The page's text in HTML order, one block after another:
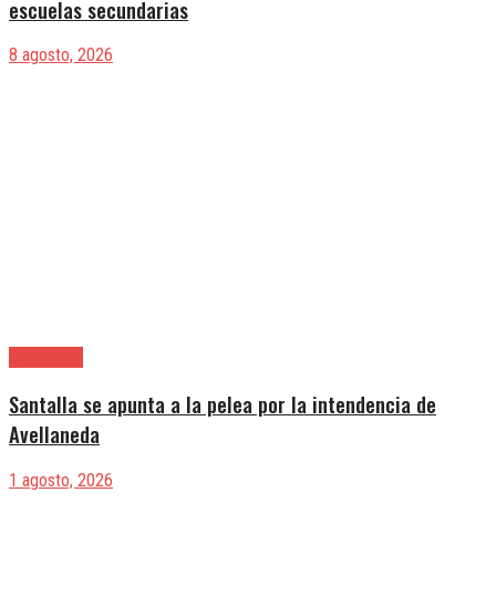
escuelas secundarias
8 agosto, 2026
Santalla se apunta a la pelea por la intendencia de
Avellaneda
1 agosto, 2026